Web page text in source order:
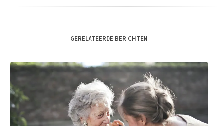
GERELATEERDE BERICHTEN